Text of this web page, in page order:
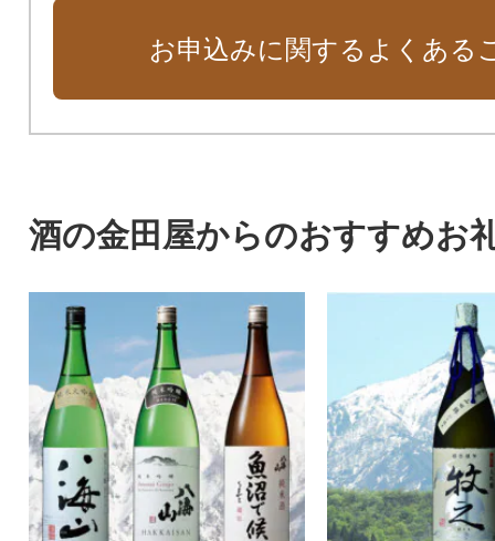
お申込みに関するよくある
酒の金田屋からのおすすめお